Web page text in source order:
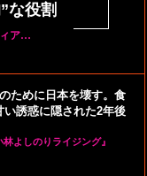
な役割
ィア…
ために日本を壊す。食
い誘惑に隠された2年後
よしのりライジング』